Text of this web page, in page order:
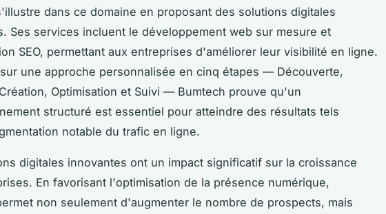
dans ce domaine en proposant des solutions digitales
Ses services incluent le développement web sur mesure et
SEO, permettant aux entreprises d'améliorer leur visibilité en ligne.
une approche personnalisée en cinq étapes — Découverte,
Optimisation et Suivi — Bumtech prouve qu'un
structuré est essentiel pour atteindre des résultats tels
notable du trafic en ligne.
digitales innovantes ont un impact significatif sur la croissance
En favorisant l'optimisation de la présence numérique,
non seulement d'augmenter le nombre de prospects, mais